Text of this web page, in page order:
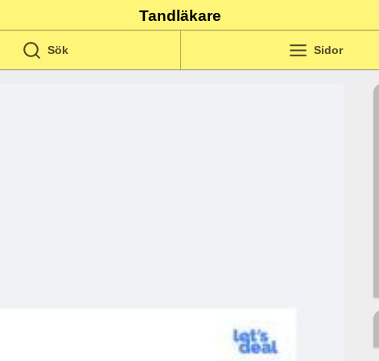
Tandläkare
Sök Sidor